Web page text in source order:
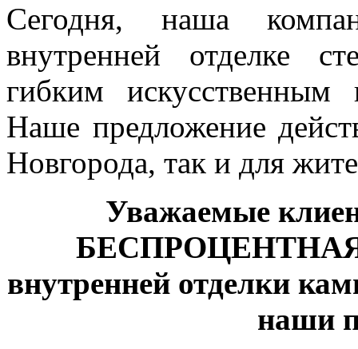
Сегодня, наша
внутренней отделке
гибким
Наше предложение
Новгорода, так и для
Уважаемые
БЕСПРОЦЕНТНАЯ
внутренней отделки
наши